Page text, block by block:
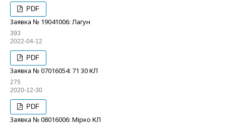
PDF
Заявка № 19041006: Лагун
393
2022-04-12
PDF
Заявка № 07016054: 71 30 КЛ
275
2020-12-30
PDF
Заявка № 08016006: Мірко КЛ